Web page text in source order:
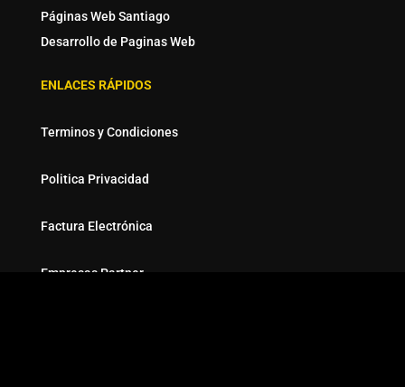
Páginas Web Santiago
Desarrollo de Paginas Web
ENLACES RÁPIDOS
Terminos y Condiciones
Politica Privacidad
Factura Electrónica
Empresas Partner